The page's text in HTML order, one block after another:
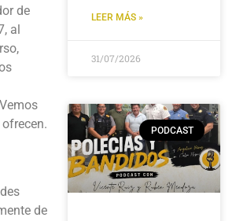
de
al
de
LEER MÁS »
31/07/2026
PODCAST